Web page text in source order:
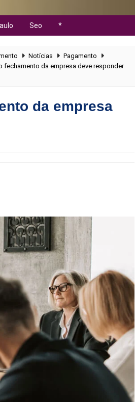
Seo *
Notícias
Pagamento
da empresa deve responder
da empresa